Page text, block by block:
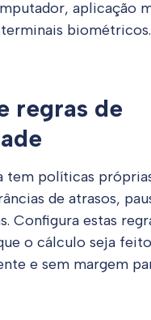
aplicação
biométricos.
regras de
tem políticas
de atrasos,
Configura estas
o cálculo seja feito
e sem margem